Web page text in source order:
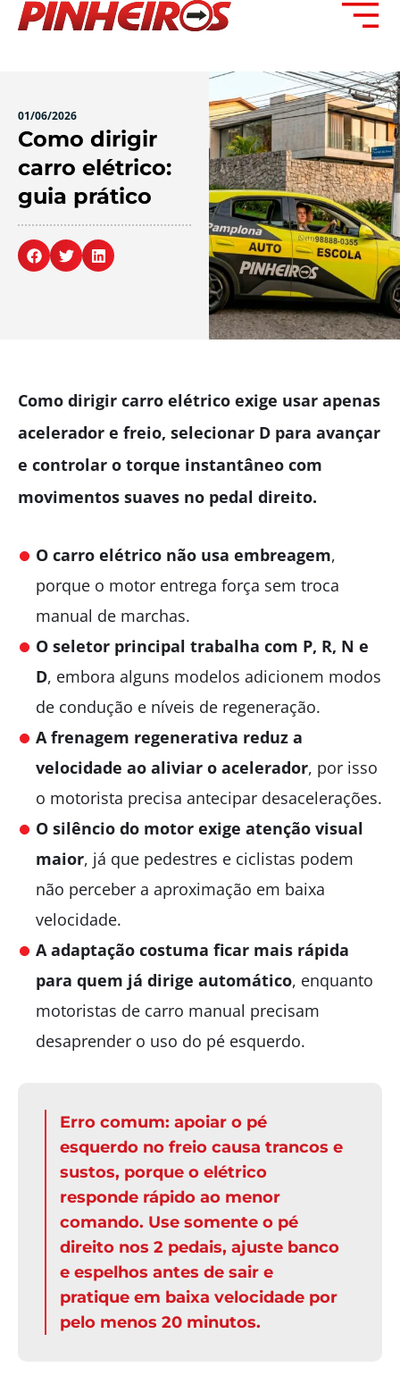
01/06/2026
Como dirigir
carro elétrico:
guia prático
Como dirigir carro elétrico exige usar apenas
acelerador e freio, selecionar D para avançar
e controlar o torque instantâneo com
movimentos suaves no pedal direito.
O carro elétrico não usa embreagem,
porque o motor entrega força sem troca
manual de marchas.
O seletor principal trabalha com P, R, N e
D, embora alguns modelos adicionem modos
de condução e níveis de regeneração.
A frenagem regenerativa reduz a
velocidade ao aliviar o acelerador, por isso
o motorista precisa antecipar desacelerações.
O silêncio do motor exige atenção visual
maior, já que pedestres e ciclistas podem
não perceber a aproximação em baixa
velocidade.
A adaptação costuma ficar mais rápida
para quem já dirige automático, enquanto
motoristas de carro manual precisam
desaprender o uso do pé esquerdo.
Erro comum: apoiar o pé
esquerdo no freio causa trancos e
sustos, porque o elétrico
responde rápido ao menor
comando. Use somente o pé
direito nos 2 pedais, ajuste banco
e espelhos antes de sair e
pratique em baixa velocidade por
pelo menos 20 minutos.